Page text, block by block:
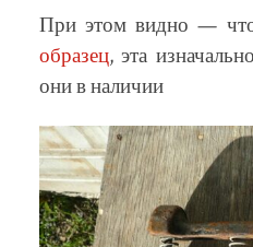
При этом видно —
образец, эта
они в наличии